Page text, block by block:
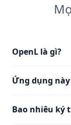
OpenL là gì?
Ứng dụng
Bao nhiêu ký